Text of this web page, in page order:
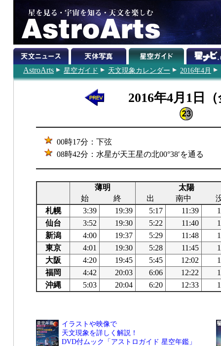
AstroArts 星空ガイド 天文現象カレンダー 2016年4月
2016年4月1日
00時17分：下弦
08時42分：水星が天王星の北00°38′を通る
薄明
太陽
始
終 出 南中
札幌
3:39 19:39 5:17 11:39
仙台
3:52 19:30 5:22 11:40
新潟
4:00 19:37 5:29 11:48
東京
4:01 19:30 5:28 11:45
大阪
4:20 19:45 5:45 12:02
福岡
4:42 20:03 6:06 12:22
沖縄
5:03 20:04 6:20 12:33
イラストや映像で
天文現象を詳しく解説！
DVD付ムック「アストロガイド 星空年鑑」